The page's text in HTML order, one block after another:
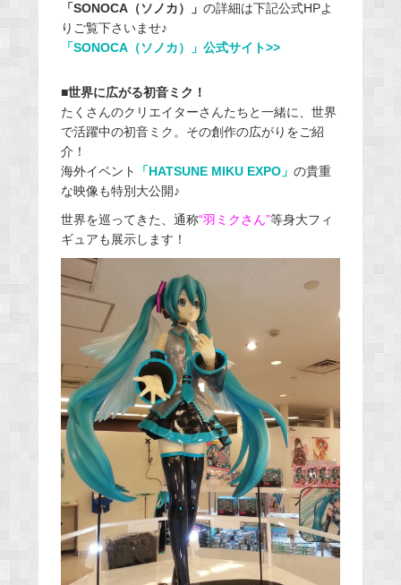
「SONOCA（ソノカ）」 の詳細は下記公式HPよ
りご覧下さいませ♪
「SONOCA（ソノカ）」公式サイト>>
■世界に広がる初音ミク！
たくさんのクリエイターさんたちと一緒に、世界
で活躍中の初音ミク。その創作の広がりをご紹
介！
海外イベント
「HATSUNE MIKU EXPO」 の貴重
な映像も特別大公開♪
世界を巡ってきた、通称“羽ミクさん”等身大フィ
ギュアも展示します！